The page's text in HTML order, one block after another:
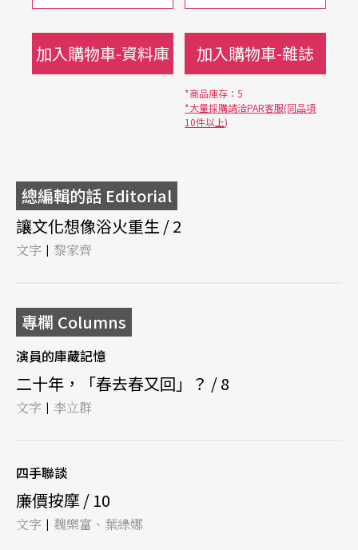
加入購物車-資料庫 加入購物車-雜誌
*商品庫存：5
*大量採購請洽PAR客服(同品項
10件以上)
總編輯的話 Editorial
讓文化想像浴火重生 / 2
文字 | 黎家齊
專欄 Columns
演員的庫藏記憶
二十年，「春去春又回」？ / 8
文字 | 李立群
四手聯談
廉價按摩 / 10
文字 | 魏樂富、葉綠娜